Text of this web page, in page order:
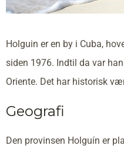
Holguin er en by i Cuba,
siden 1976. Indtil da var
Oriente. Det har historisk
Geografi
Den provinsen Holguín er